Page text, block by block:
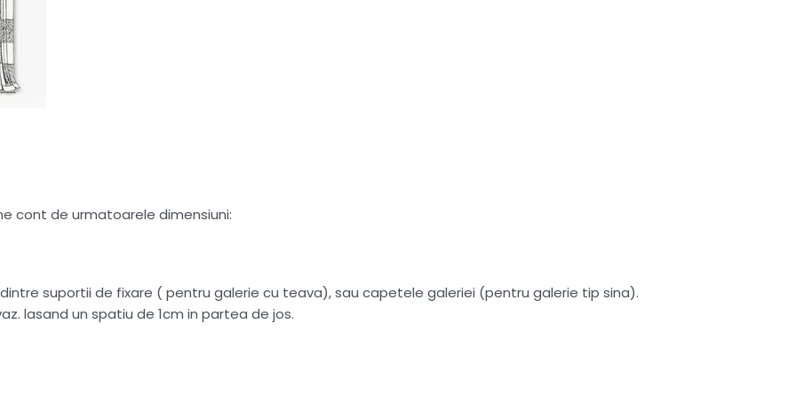
cont de urmatoarele dimensiuni:
suportii de fixare ( pentru galerie cu teava), sau capetele galeriei (pentru galerie tip sina).
lasand un spatiu de 1cm in partea de jos.